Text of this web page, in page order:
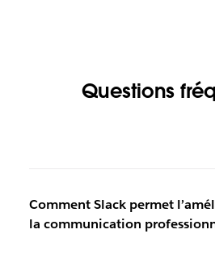
Questions
Comment Slack permet
la communication